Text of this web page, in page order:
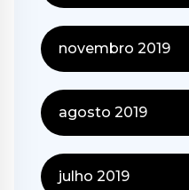
novembro 2019
agosto 2019
julho 2019